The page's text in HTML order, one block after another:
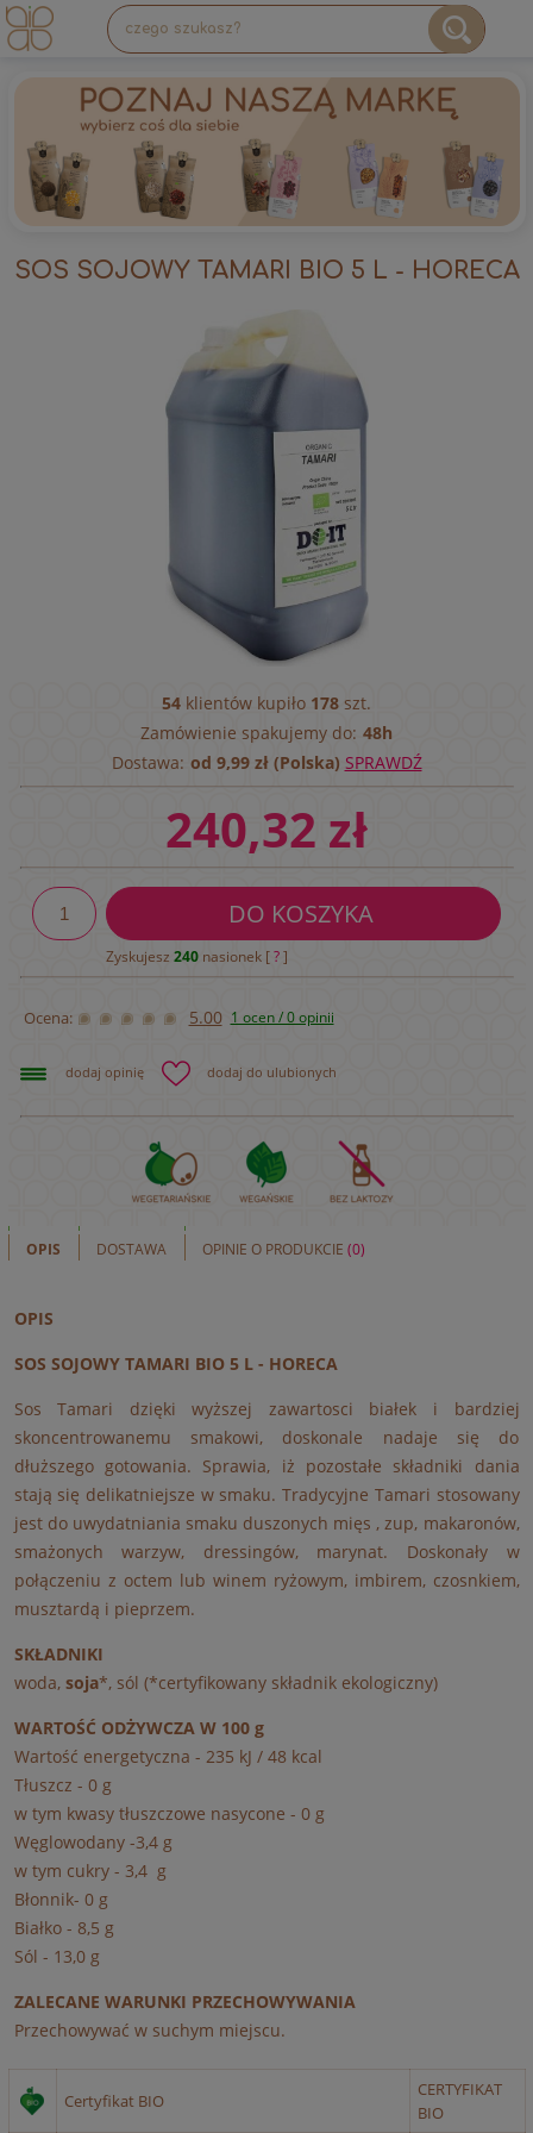
SOS SOJOWY TAMARI BIO 5 L - HORECA
54 klientów kupiło 178 szt.
Zamówienie spakujemy do: 48h
Dostawa: od 9,99 zł (Polska) SPRAWDŹ
240,32 zł
DO KOSZYKA
Zyskujesz240 nasionek [?]
Ocena: 5.00 1 ocen / 0 opinii
dodaj opinię dodaj do ulubionych
OPIS DOSTAWA OPINIE O PRODUKCIE (0)
OPIS
SOS SOJOWY TAMARI BIO 5 L - HORECA
Sos Tamari dzięki wyższej zawartosci białek i bardziej
skoncentrowanemu smakowi, doskonale nadaje się do
dłuższego gotowania. Sprawia, iż pozostałe składniki dania
stają się delikatniejsze w smaku. Tradycyjne Tamari stosowany
jest do uwydatniania smaku duszonych mięs , zup, makaronów,
smażonych warzyw, dressingów, marynat. Doskonały w
połączeniu z octem lub winem ryżowym, imbirem, czosnkiem,
musztardą i pieprzem.
SKŁADNIKI
woda, soja*, sól (*certyfikowany składnik ekologiczny)
WARTOŚĆ ODŻYWCZA W 100 g
Wartość energetyczna - 235 kJ / 48 kcal
Tłuszcz - 0 g
w tym kwasy tłuszczowe nasycone - 0 g
Węglowodany -3,4 g
w tym cukry - 3,4 g
Błonnik- 0 g
Białko - 8,5 g
Sól - 13,0 g
ZALECANE WARUNKI PRZECHOWYWANIA
Przechowywać w suchym miejscu.
Certyfikat BIO
CERTYFIKAT
BIO